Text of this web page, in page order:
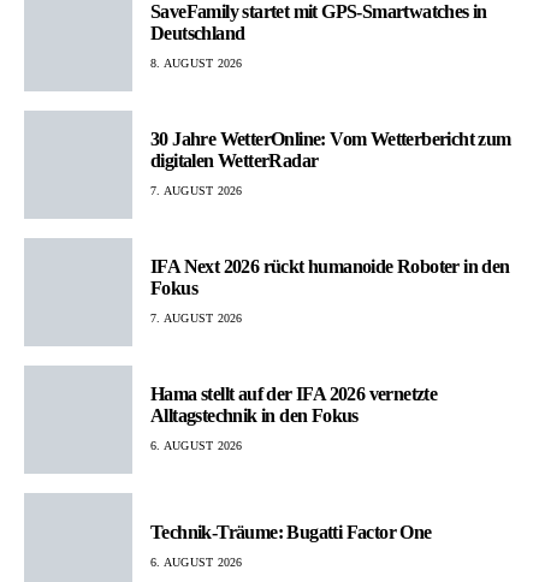
SaveFamily startet mit GPS-Smartwatches in
Deutschland
8. AUGUST 2026
30 Jahre WetterOnline: Vom Wetterbericht zum
digitalen WetterRadar
7. AUGUST 2026
IFA Next 2026 rückt humanoide Roboter in den
Fokus
7. AUGUST 2026
Hama stellt auf der IFA 2026 vernetzte
Alltagstechnik in den Fokus
6. AUGUST 2026
Technik-Träume: Bugatti Factor One
6. AUGUST 2026